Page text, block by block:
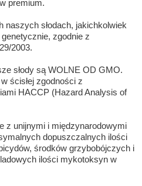
premium.
naszych słodach, jakichkolwiek
zgodnie z
2003.
słody są WOLNE OD GMO.
ścisłej zgodności z
HACCP (Hazard Analysis of
z unijnymi i międzynarodowymi
dopuszczalnych ilości
środków grzybobójczych i
ilości mykotoksyn w